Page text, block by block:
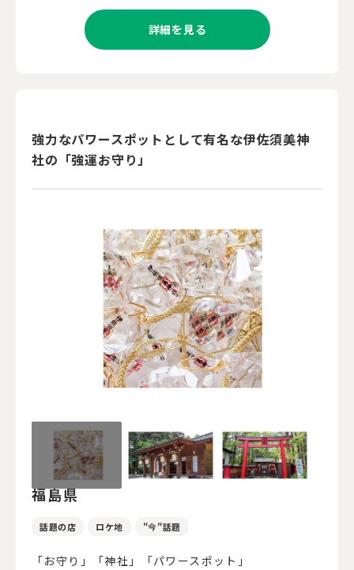
詳細を見る
強力なパワースポットとして有名な伊佐須美神
社の「強運お守り」
福島県
話題の店 ロケ地 "今"話題
「お守り」「神社」「パワースポット」